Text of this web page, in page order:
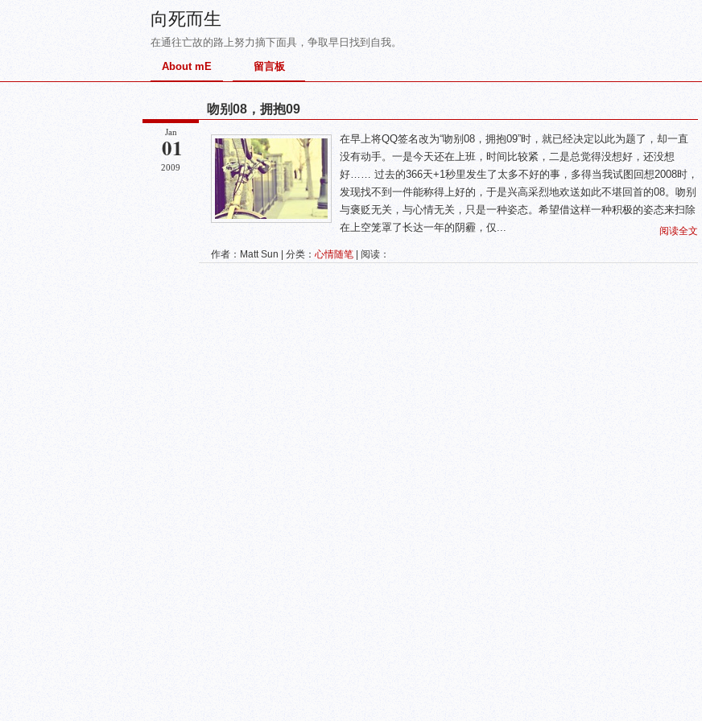
向死而生
在通往亡故的路上努力摘下面具，争取早日找到自我。
About mE 留言板
Jan
01
2009
吻别08，拥抱09
在早上将QQ签名改为“吻别08，拥抱09”时，就已经决定以此为题了，却一直
没有动手。一是今天还在上班，时间比较紧，二是总觉得没想好，还没想
好…… 过去的366天+1秒里发生了太多不好的事，多得当我试图回想2008时，
发现找不到一件能称得上好的，于是兴高采烈地欢送如此不堪回首的08。吻别
与褒贬无关，与心情无关，只是一种姿态。希望借这样一种积极的姿态来扫除
在上空笼罩了长达一年的阴霾，仅...
阅读全文
作者：Matt Sun | 分类： 心情随笔 | 阅读：